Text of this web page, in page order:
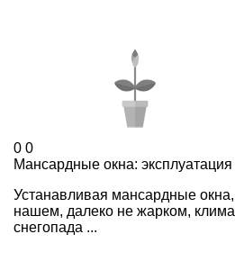
0 0
Мансардные окна:
Устанавливая мансардные
нашем, далеко не жарком,
снегопада ...